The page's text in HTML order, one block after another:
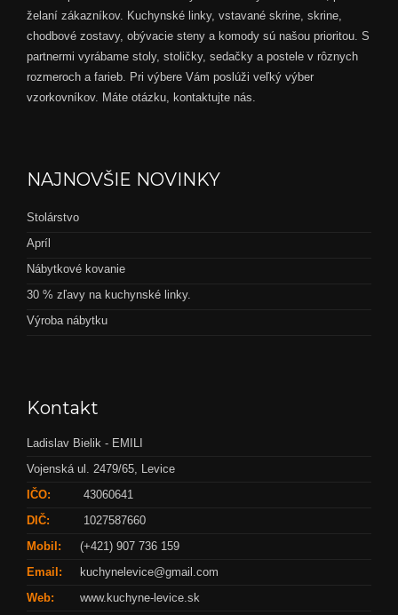
želaní zákazníkov. Kuchynské linky, vstavané skrine, skrine,
chodbové zostavy, obývacie steny a komody sú našou prioritou. S
partnermi vyrábame stoly, stoličky, sedačky a postele v rôznych
rozmeroch a farieb. Pri výbere Vám poslúži veľký výber
vzorkovníkov. Máte otázku, kontaktujte nás.
NAJNOVŠIE NOVINKY
Stolárstvo
Apríl
Nábytkové kovanie
30 % zľavy na kuchynské linky.
Výroba nábytku
Kontakt
Ladislav Bielik - EMILI
Vojenská ul. 2479/65, Levice
IČO:
43060641
DIČ:
1027587660
Mobil:
(+421) 907 736 159
Email:
kuchynelevice@gmail.com
Web:
www.kuchyne-levice.sk